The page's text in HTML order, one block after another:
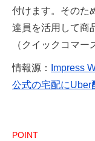
付けます。そのた
達員を活用して商
（クイックコマー
情報源：
Impress
公式の宅配にUber
POINT